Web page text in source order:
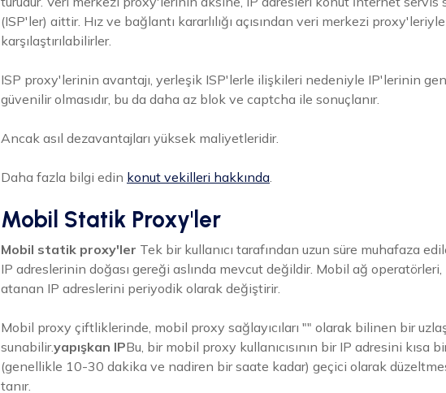
(ISP'ler) aittir. Hız ve bağlantı kararlılığı açısından veri merkezi proxy'leriyle
karşılaştırılabilirler.
ISP proxy'lerinin avantajı, yerleşik ISP'lerle ilişkileri nedeniyle IP'lerinin
güvenilir olmasıdır, bu da daha az blok ve captcha ile sonuçlanır.
Ancak asıl dezavantajları yüksek maliyetleridir.
Daha fazla bilgi edin konut vekilleri hakkında
Mobil Statik Proxy'ler
Mobil statik proxy'ler Tek bir kullanıcı tarafından uzun süre muhafaza
IP adreslerinin doğası gereği aslında mevcut değildir. Mobil ağ
atanan IP adreslerini periyodik olarak değiştirir.
Mobil proxy çiftliklerinde, mobil proxy sağlayıcıları "" olarak bilinen bir
sunabilir.yapışkan IPBu, bir mobil proxy kullanıcısının bir IP adresini kısa
(genellikle 10-30 dakika ve nadiren bir saate kadar) geçici olarak
tanır.